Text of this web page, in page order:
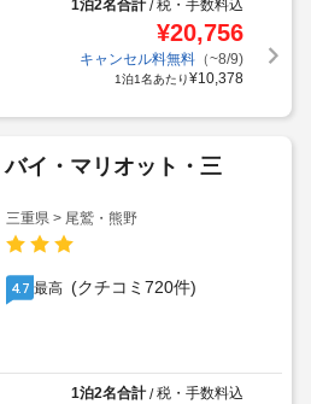
1泊2名合計/税・手数料込
¥20,756
キャンセル料無料（~8/9)
1泊1名あたり¥10,378
イ・マリオット・三
三重県 > 尾鷲・熊野
4.7 最高 (クチコミ720件)
1泊2名合計/税・手数料込